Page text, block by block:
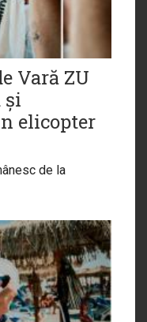
Vară ZU
și
elicopter
de la